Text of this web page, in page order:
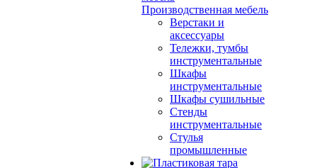
Производственная мебель
Верстаки и
аксессуары
Тележки, тумбы
инструментальные
Шкафы
инструментальные
Шкафы сушильные
Стенды
инструментальные
Cтулья
промышленные